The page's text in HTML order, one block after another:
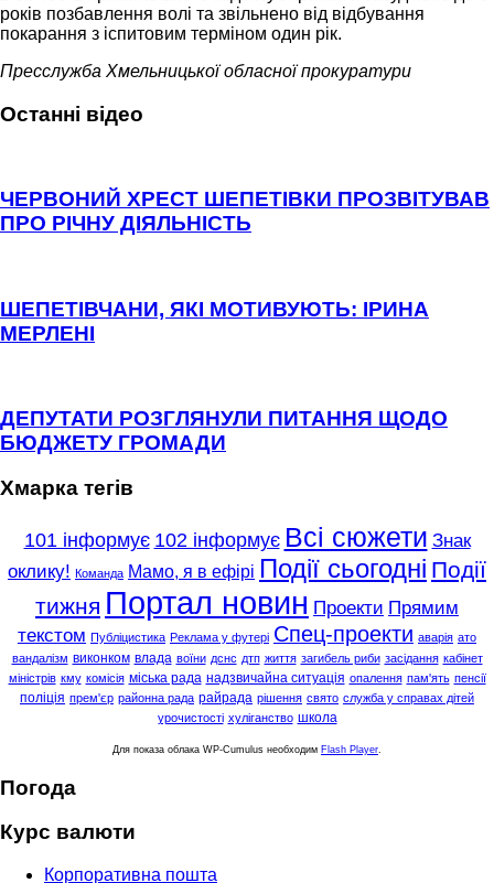
років позбавлення волі та звільнено від відбування
покарання з іспитовим терміном один рік.
Пресслужба Хмельницької обласної прокуратури
Останні відео
ЧЕРВОНИЙ ХРЕСТ ШЕПЕТІВКИ ПРОЗВІТУВАВ
ПРО РІЧНУ ДІЯЛЬНІСТЬ
ШЕПЕТІВЧАНИ, ЯКІ МОТИВУЮТЬ: ІРИНА
МЕРЛЕНІ
ДЕПУТАТИ РОЗГЛЯНУЛИ ПИТАННЯ ЩОДО
БЮДЖЕТУ ГРОМАДИ
Хмарка тегів
101 інформує 102 інформує Всі сюжети Знак
оклику! Команда Мамо, я в ефірі Події сьогодні Події
тижня Портал новин Проекти Прямим
текстом Публіцистика Реклама у футері Спец-проекти аварія ато
вандалізм виконком влада воїни дснс дтп життя загибель риби засідання кабінет
міністрів кму комісія міська рада надзвичайна ситуація опалення пам'ять пенсії
поліція прем'єр районна рада райрада рішення свято служба у справах дітей
урочистості хуліганство школа
Для показа облака WP-Cumulus необходим Flash Player
Погода
Курс валюти
Корпоративна пошта